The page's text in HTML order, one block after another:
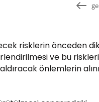
risklerin önceden
ve bu riskleri
önlemlerin